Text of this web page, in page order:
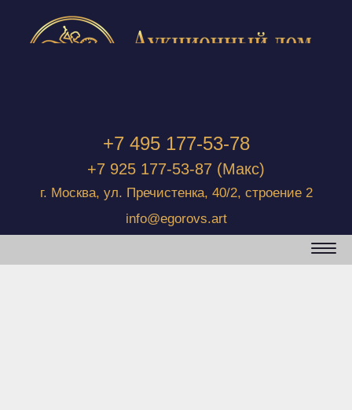
+7 495 177-53-78
+7 925 177-53-87 (Макс)
г. Москва, ул. Пречистенка, 40/2, строение 2
info@egorovs.art